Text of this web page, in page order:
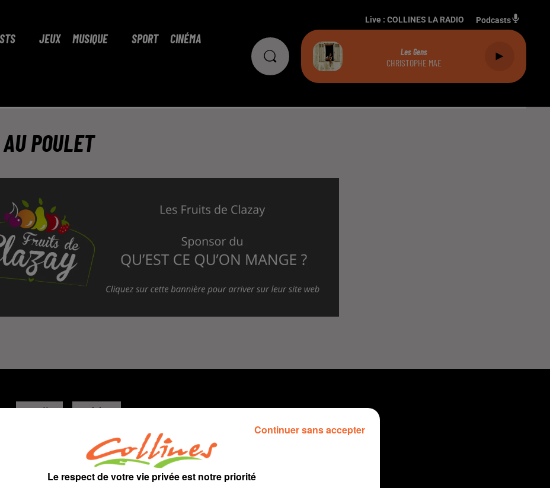
JEUX MUSIQUE SPORT CINÉMA
Live : COLLINES LA RADIO Podcasts
Les Gens
CHRISTOPHE MAE
POULET
recette cuisine
31 janvier 2026 - 5 min 22 sec
SURPRISE AUX LÉGUMES ET AU POULET
Jacqueline Pinon
Le respect de votre vie privée est notre priorité
Continuer sans accepter